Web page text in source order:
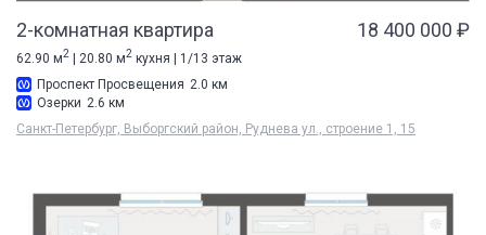
2-комнатная квартира 18 400 000 ₽
62.90 м2 | 20.80 м2 кухня | 1/13 этаж
Проспект Просвещения 2.0 км
Озерки 2.6 км
Санкт-Петербург, Выборгский район, Руднева ул., строение 1, 15